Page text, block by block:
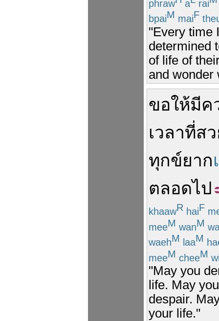
phraw
a rai
bpaiM maiF
"Every time
determined
of life of
and wonder
ขอให้มีค
เวลาที่ส
ทุกข์ยาก
ตลอดไป
khaawR haiF
meeM wanM
waehM laaM
meeM cheeM
"May you
life. May
despair.
your life."